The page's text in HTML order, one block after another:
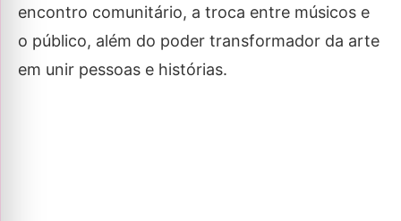
encontro comunitário, a troca entre músicos e
o público, além do poder transformador da arte
em unir pessoas e histórias.